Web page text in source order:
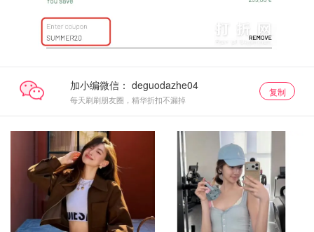
加小编微信：
每天刷刷朋友圈，精华折扣不漏掉
复制